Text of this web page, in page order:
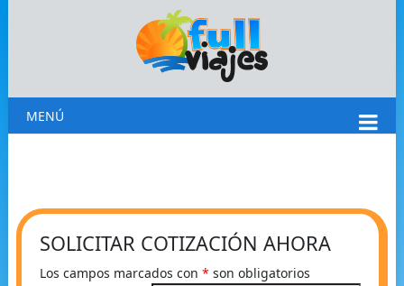
MENÚ
SOLICITAR COTIZACIÓN AHORA
Los campos marcados con * son obligatorios